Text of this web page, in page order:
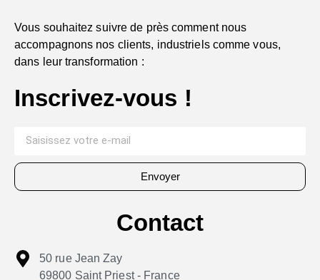
Vous souhaitez suivre de près comment nous
accompagnons nos clients, industriels comme vous,
dans leur transformation :
Inscrivez-vous !
Envoyer
Contact
50 rue Jean Zay
69800 Saint Priest - France